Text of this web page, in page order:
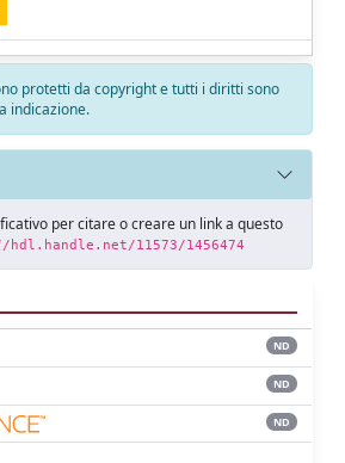
protetti da copyright e tutti i diritti sono
indicazione.
per citare o creare un link a questo
11573/1456474
ND
ND
ND